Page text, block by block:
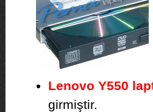
Lenovo Y550
girmiştir.